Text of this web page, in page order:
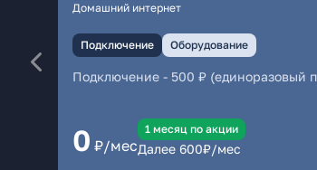
Домашний интернет
Подключение Оборудование
Подключение - 500 ₽ (единоразовый
0 ₽/мес
1 месяц по акции
Далее 600₽/мес